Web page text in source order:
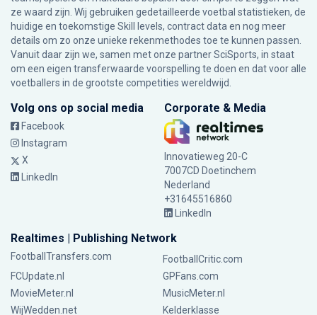
ze waard zijn. Wij gebruiken gedetailleerde voetbal statistieken, de
huidige en toekomstige Skill levels, contract data en nog meer
details om zo onze unieke rekenmethodes toe te kunnen passen.
Vanuit daar zijn we, samen met onze partner SciSports, in staat
om een eigen transferwaarde voorspelling te doen en dat voor alle
voetballers in de grootste competities wereldwijd.
Volg ons op social media
Facebook
Instagram
X
LinkedIn
Corporate & Media
Innovatieweg 20-C
7007CD Doetinchem
Nederland
+31645516860
LinkedIn
Realtimes | Publishing Network
FootballTransfers.com
FootballCritic.com
FCUpdate.nl
GPFans.com
MovieMeter.nl
MusicMeter.nl
WijWedden.net
Kelderklasse